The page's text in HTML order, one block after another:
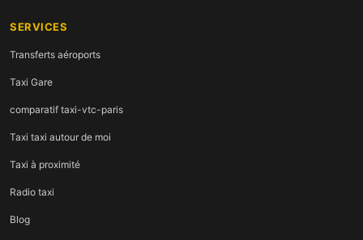
SERVICES
Transferts aéroports
Taxi Gare
comparatif taxi-vtc-paris
Taxi taxi autour de moi
Taxi à proximité
Radio taxi
Blog